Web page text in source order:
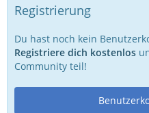
Registrierung
Du hast noch kein
Registriere dich kostenlos
Community teil!